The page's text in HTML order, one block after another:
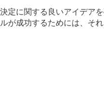
定に関する良いアイデア
が成功するためには、そ